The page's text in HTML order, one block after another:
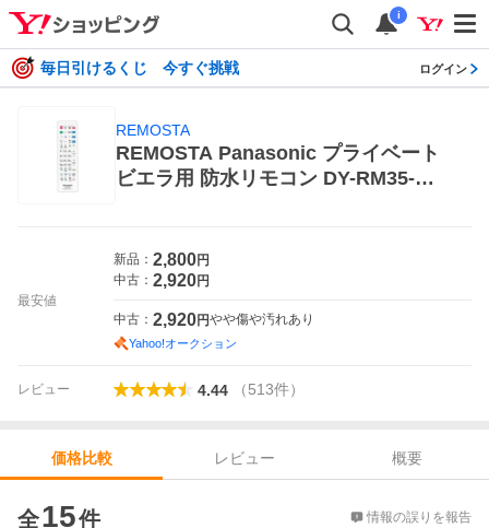
i
毎日引けるくじ 今すぐ挑戦 ログイン
REMOSTA
REMOSTA Panasonic プライベート
ビエラ用 防水リモコン DY-RM35-W A
最安値
新品： 2,800円
中古： 2,920円
中古： 2,920円やや傷や汚れあり
Yahoo!オークション
レビュー 4.44 （513件）
価格比較 レビュー
概要
全15件 情報の誤りを報告